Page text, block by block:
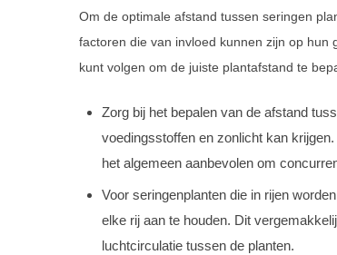
Om de optimale afstand tussen seringen
factoren die van invloed kunnen zijn op hun
kunt volgen om de juiste plantafstand te
Zorg bij het bepalen van de afstand
voedingsstoffen en zonlicht kan
het algemeen aanbevolen om
Voor seringenplanten die in rijen
elke rij aan te houden. Dit
luchtcirculatie tussen de planten.